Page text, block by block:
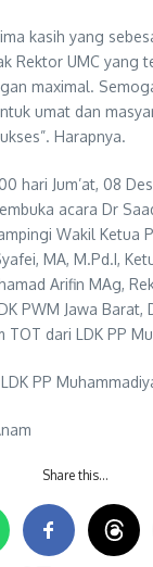
kasih yang
Rektor UMC yang
maximal.
umat dan
Harapnya.
hari Jum’at, 08
acara Dr
Wakil Ketua
MA, M.Pd.I,
Arifin MAg,
PWM Jawa Barat,
TOT dari LDK PP
PP
Share this…